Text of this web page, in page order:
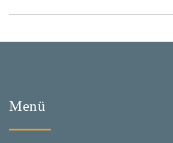
Menü